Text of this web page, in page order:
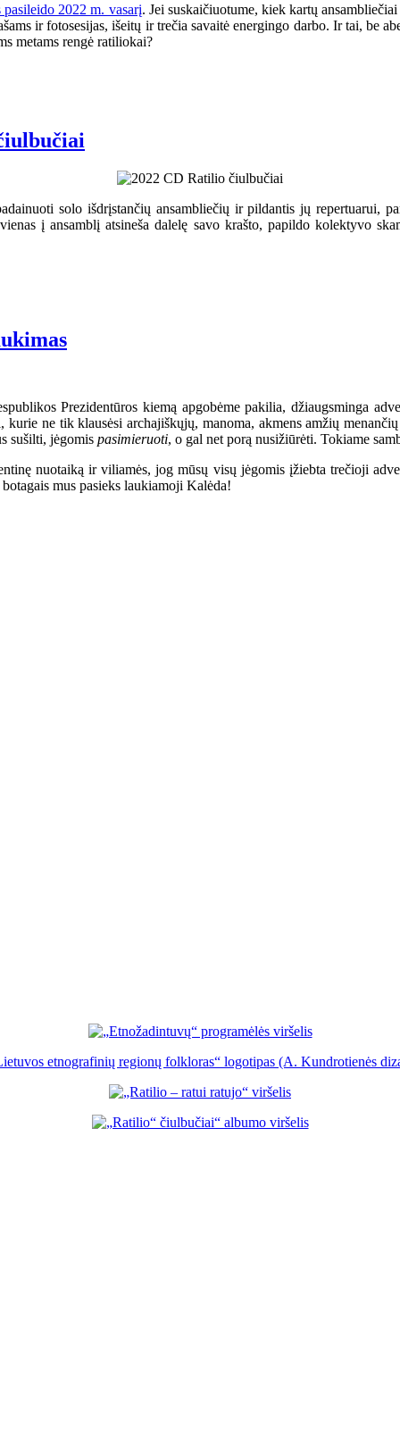
2022 m. vasarį. Jei suskaičiuotume, kiek kartų
ir fotosesijas, išeitų ir trečia savaitė energingo darbo. Ir tai, be
metams rengė ratiliokai?
solo išdrįstančių ansambliečių ir pildantis jų repertuarui,
į ansamblį atsineša dalelę savo krašto, papildo kolektyvo
Prezidentūros kiemą apgobėme pakilia, džiaugsminga
ne tik klausėsi archajiškųjų, manoma, akmens amžių
sušilti, jėgomis pasimieruoti, o gal net porą nusižiūrėti. Tokiame
nuotaiką ir viliamės, jog mūsų visų jėgomis įžiebta trečioji
mus pasieks laukiamoji Kalėda!